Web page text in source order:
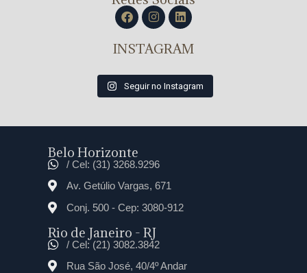
INSTAGRAM
Seguir no Instagram
Belo Horizonte
/ Cel: (31) 3268.9296
Av. Getúlio Vargas, 671
Conj. 500 - Cep: 3080-912
Rio de Janeiro - RJ
/ Cel: (21) 3082.3842
Rua São José, 40/4º Andar